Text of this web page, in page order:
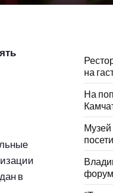
в
на
На
Музей